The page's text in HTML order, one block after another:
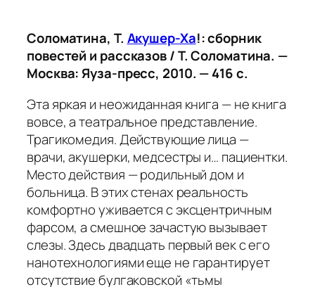
Соломатина, Т. Акушер-Ха!: сборник
повестей и рассказов / Т. Соломатина. —
Москва: Яуза-пресс, 2010. — 416 с.
Эта яркая и неожиданная книга — не книга
вовсе, а театральное представление.
Трагикомедия. Действующие лица —
врачи, акушерки, медсестры и… пациентки.
Место действия — родильный дом и
больница. В этих стенах реальность
комфортно уживается с эксцентричным
фарсом, а смешное зачастую вызывает
слезы. Здесь двадцать первый век с его
нанотехнологиями еще не гарантирует
отсутствие булгаковской «тьмы